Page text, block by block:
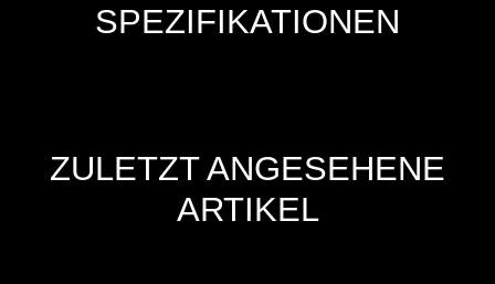
SPEZIFIKATIONEN
ZULETZT ANGESEHENE
ARTIKEL